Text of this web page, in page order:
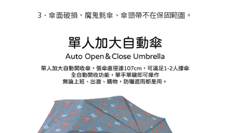
3．傘面破損、魔鬼氈傘、傘頭帶不在保固範圍。